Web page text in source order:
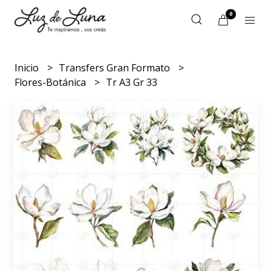
0
Inicio
Transfers Gran Formato
Flores-Botánica
Tr A3 Gr 33